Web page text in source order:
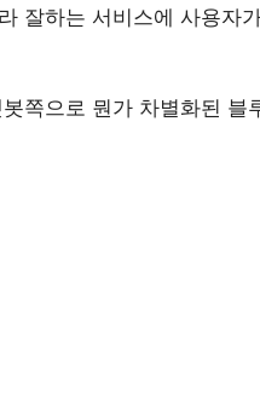
잘하는 서비스에 사용자
쪽으로 뭔가 차별화된 블